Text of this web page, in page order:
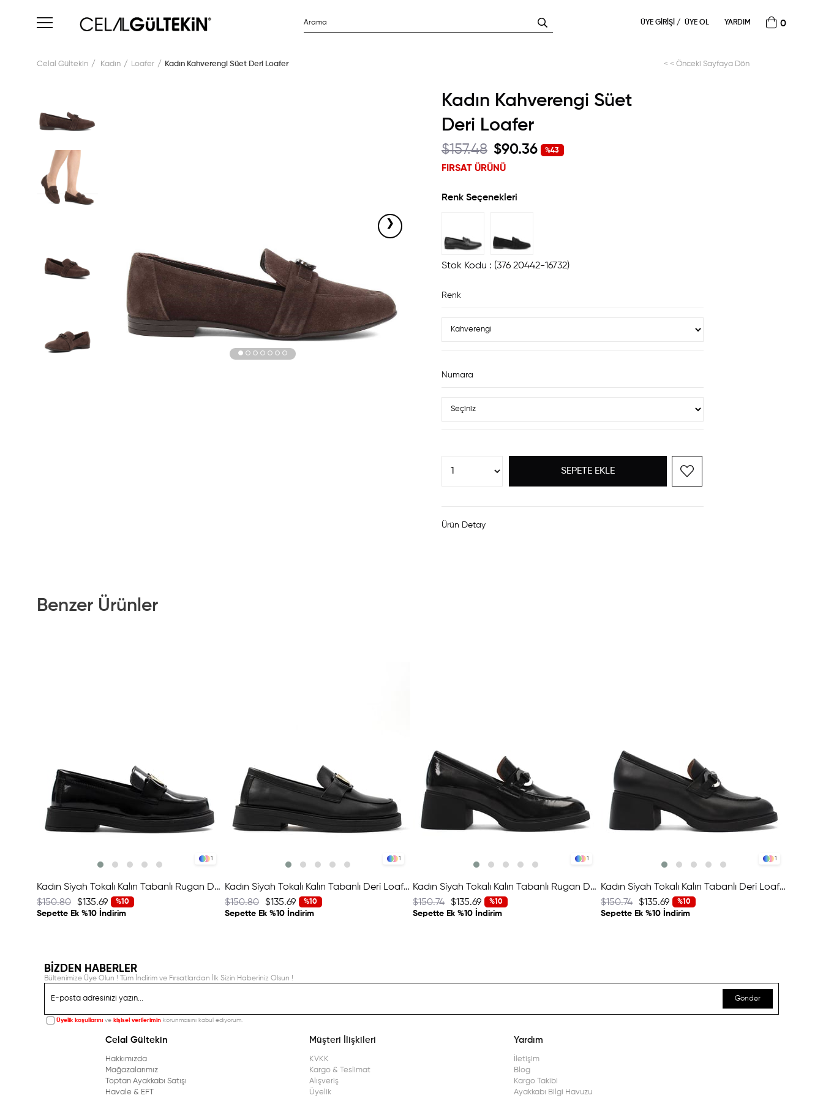
0
YARDIM
ÜYE GIRIŞI ÜYE OL
Celal Gültekin Kadın Loafer Kadın Kahverengi Süet Deri Loafer < < Önceki Sayfaya Dön
›
Kadın Kahverengi Süet
Deri Loafer
$157.48 $90.36
FIRSAT ÜRÜNÜ
%43
Renk Seçenekleri
Stok Kodu (376 20442-16732)
Renk
Numara
Ürün Detay
Benzer Ürünler
1
Kadın Siyah Tokalı Kalın Tabanlı Rugan Deri Loafer
%10
$135.69
$150.80
Sepette Ek %10 İndirim
1
Kadın Siyah Tokalı Kalın Tabanlı Deri Loafer
%10
$135.69
$150.80
Sepette Ek %10 İndirim
1
Kadın Siyah Tokalı Kalın Tabanlı Rugan Deri Loafer
%10
$135.69
$150.74
Sepette Ek %10 İndirim
1
Kadın Siyah Tokalı Kalın Tabanlı Deri Loafer
%10
$135.69
$150.74
Sepette Ek %10 İndirim
BİZDEN HABERLER
Bültenimize Üye Olun ! Tüm İndirim ve Fırsatlardan İlk Sizin Haberiniz Olsun !
Gönder
Üyelik koşullarını ve kişisel verilerimin korunmasını kabul ediyorum.
Celal Gültekin
Hakkımızda
Mağazalarımız
Toptan Ayakkabı Satışı
Havale & EFT
Müşteri İlişkileri
KVKK
Kargo & Teslimat
Alışveriş
Üyelik
Yardım
İletişim
Blog
Kargo Takibi
Ayakkabı Bilgi Havuzu